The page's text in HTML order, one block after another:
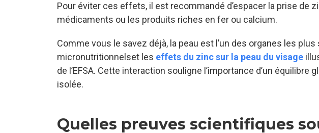
Pour éviter ces effets, il est recommandé d’espacer la prise de
médicaments ou les produits riches en fer ou calcium.
Comme vous le savez déjà, la peau est l’un des organes les
micronutritionnelset les effets du zinc sur la peau du visage
de l’EFSA. Cette interaction souligne l’importance d’un équilibre
isolée.
Quelles preuves scientifiques